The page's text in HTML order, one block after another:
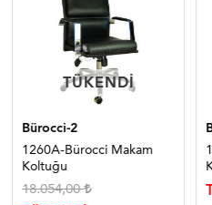
TÜKENDI
TÜKENDI
Bürocci-2
1260A-Bürocci Makam
Koltuğu
18.054,00